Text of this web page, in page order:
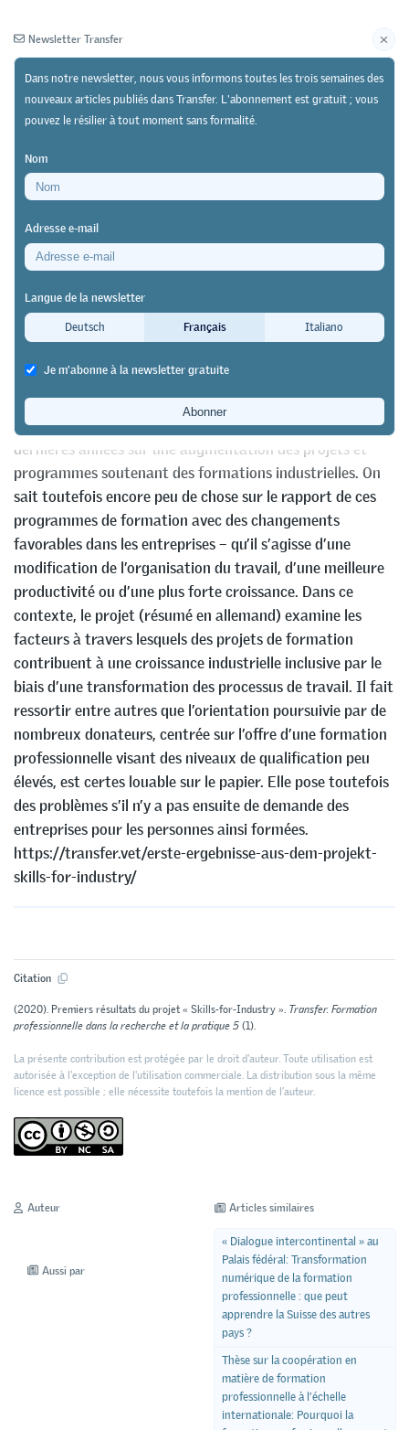
Newsletter Archives
16/02/20
Formations d'orientation industrielle dans les pays
Premiers résultats du projet «
Skills-for-Industry »
L’intérêt accru porté à la formation professionnelle par la
coopération au développement a également débouché ces
dernières années sur une augmentation des projets et
programmes soutenant des formations industrielles. On
sait toutefois encore peu de chose sur le rapport de ces
programmes de formation avec des changements
favorables dans les entreprises – qu’il s’agisse d’une
modification de l’organisation du travail, d’une meilleure
productivité ou d’une plus forte croissance. Dans ce
contexte, le projet (résumé en allemand) examine les
facteurs à travers lesquels des projets de formation
contribuent à une croissance industrielle inclusive par le
biais d’une transformation des processus de travail. Il fait
ressortir entre autres que l’orientation poursuivie par de
nombreux donateurs, centrée sur l’offre d’une formation
professionnelle visant des niveaux de qualification peu
élevés, est certes louable sur le papier. Elle pose toutefois
des problèmes s’il n’y a pas ensuite de demande des
entreprises pour les personnes ainsi formées.
https://transfer.vet/erste-ergebnisse-aus-dem-projekt-
skills-for-industry/
Citation
(2020). Premiers résultats du projet « Skills-for-Industry ». Transfer. Formation
professionnelle dans la recherche et la pratique 5(1).
La présente contribution est protégée par le droit d'auteur. Toute utilisation est
autorisée à l'exception de l'utilisation commerciale. La distribution sous la même
licence est possible ; elle nécessite toutefois la mention de l’auteur.
Auteur
Aussi par
Articles similaires
« Dialogue intercontinental » au
Palais fédéral: Transformation
numérique de la formation
professionnelle : que peut
apprendre la Suisse des autres
pays ?
Thèse sur la coopération en
matière de formation
professionnelle à l’échelle
internationale: Pourquoi la
Newsletter Transfer
Dans notre newsletter, nous vous informons toutes les trois semaines des
nouveaux articles publiés dans Transfer. L'abonnement est gratuit ; vous
pouvez le résilier à tout moment sans formalité.
Nom
Adresse e-mail
Langue de la newsletter
Deutsch
Français Italiano
Je m'abonne à la newsletter gratuite